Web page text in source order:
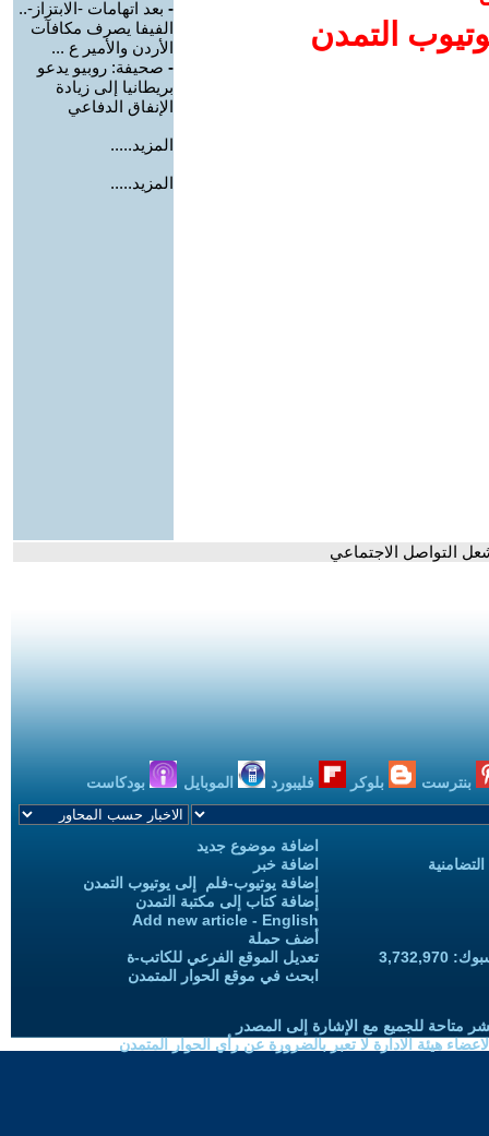
التمدن
- بعد اتهامات -الابتزاز-..
الفيفا يصرف مكافآت
الأردن والأمير ع ...
- صحيفة: روبيو يدعو
بريطانيا إلى زيادة
الإنفاق الدفاعي
المزيد.....
المزيد.....
التواصل الاجتماعي
بنترست بلوكر فليبورد الموبايل بودكاست
اضافة موضوع جديد
اضافة خبر
إضافة يوتيوب-فلم إلى يوتيوب التمدن
إضافة كتاب إلى مكتبة التمدن
Add new article - English
أضف حملة
تعديل الموقع الفرعي للكاتب-ة
ابحث في موقع الحوار المتمدن
متاحة للجميع مع الإشارة إلى المصدر
هيئة الادارة لا تعبر بالضرورة عن رأي الحوار المتمدن